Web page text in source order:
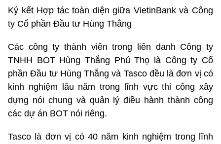
Ký kết Hợp tác toàn diện giữa VietinBank và Công
ty Cổ phần Đầu tư Hùng Thắng
Các công ty thành viên trong liên danh Công ty
TNHH BOT Hùng Thắng Phú Thọ là Công ty Cổ
phần Đầu tư Hùng Thắng và Tasco đều là đơn vị có
kinh nghiệm lâu năm trong lĩnh vực thi công xây
dựng nói chung và quản lý điều hành thành công
các dự án BOT nói riêng.
Tasco là đơn vị có 40 năm kinh nghiệm trong lĩnh